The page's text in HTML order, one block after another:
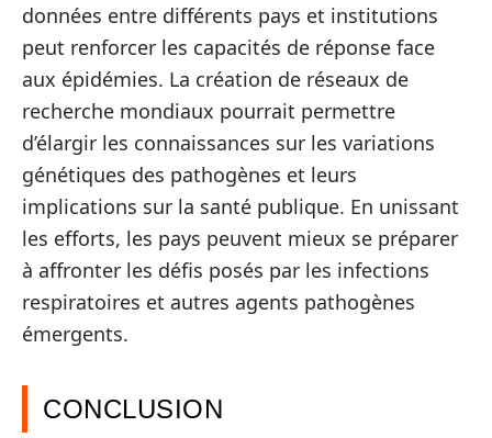
données entre différents pays et institutions
peut renforcer les capacités de réponse face
aux épidémies. La création de réseaux de
recherche mondiaux pourrait permettre
d’élargir les connaissances sur les variations
génétiques des pathogènes et leurs
implications sur la santé publique. En unissant
les efforts, les pays peuvent mieux se préparer
à affronter les défis posés par les infections
respiratoires et autres agents pathogènes
émergents.
CONCLUSION